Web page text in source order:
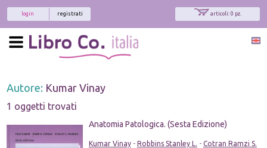
articoli: 0 pz.
registrati
login
Autore: Kumar Vinay
1 oggetti trovati
Anatomia Patologica. (Sesta Edizione)
Kumar Vinay- Robbins Stanley L. - Cotran Ramzi S.